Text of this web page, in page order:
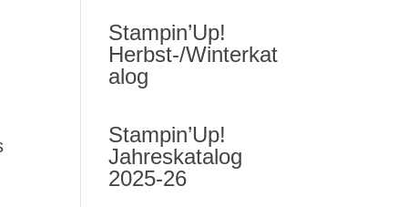
Stampin’Up!
Herbst-/Winterkat
alog
Stampin’Up!
Jahreskatalog
2025-26